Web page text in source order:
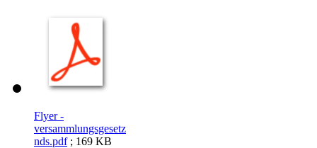
Flyer -
versammlungsgesetz
nds.pdf; 169 KB